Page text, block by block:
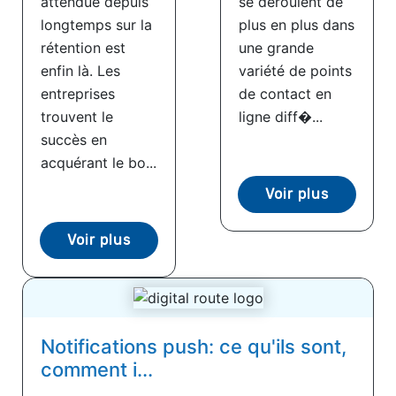
longtemps sur la
rétention est
enfin là. Les
entreprises
trouvent le
succès en
acquérant le bo...
Voir plus
plus en plus dans
une grande
variété de points
de contact en
ligne diff�...
Voir plus
Notifications push: ce qu'ils sont,
comment i...